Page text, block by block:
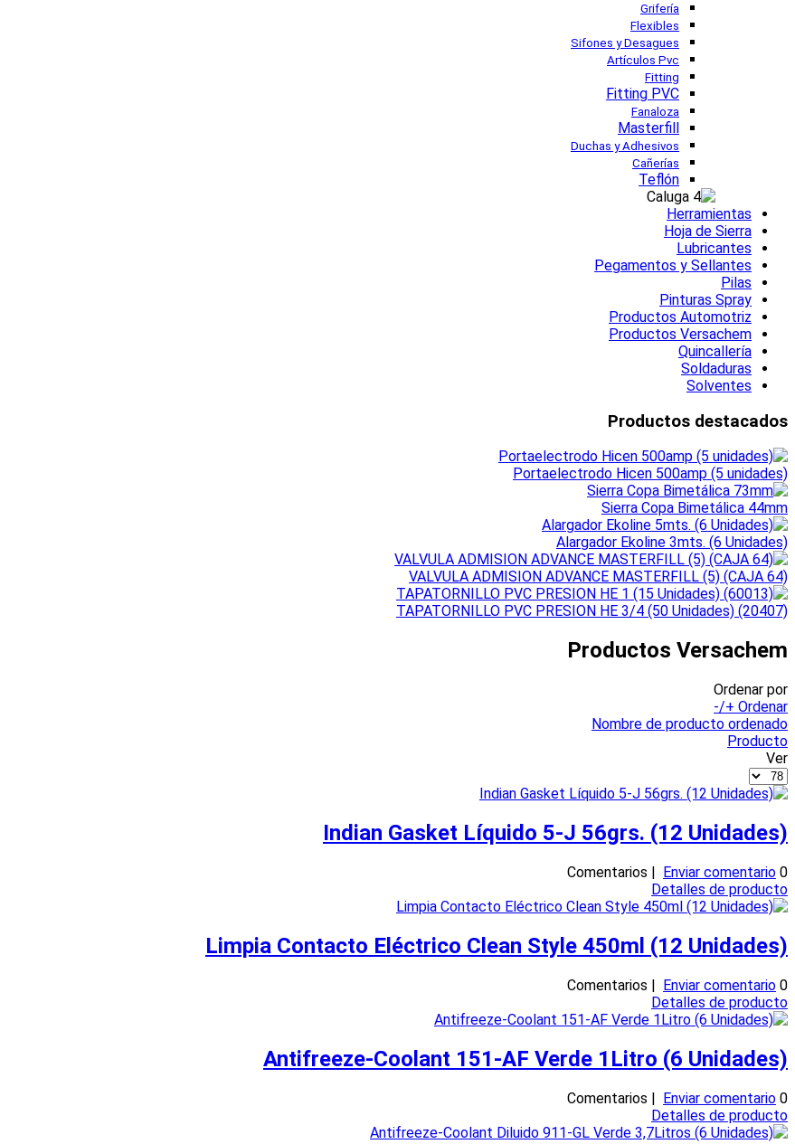
Grifería
Flexibles
Sifones y Desagues
Artículos Pvc
Fitting
Fitting PVC
Fanaloza
Masterfill
Duchas y Adhesivos
Cañerías
Teflón
Herramientas
Hoja de Sierra
Lubricantes
Pegamentos y Sellantes
Pilas
Pinturas Spray
Productos Automotriz
Productos Versachem
Quincallería
Soldaduras
Solventes
Productos destacados
Portaelectrodo Hicen 500amp (5 unidades)
Sierra Copa Bimetálica 44mm
Alargador Ekoline 3mts. (6 Unidades)
VALVULA ADMISION ADVANCE MASTERFILL (5) (CAJA 64)
TAPATORNILLO PVC PRESION HE 3/4 (50 Unidades) (20407)
Productos Versachem
Ordenar por
Ordenar +/-
Nombre de producto ordenado
Producto
Ver
Indian Gasket Líquido 5-J 56grs. (12 Unidades)
0 Comentarios |
Enviar comentario
Detalles de producto
Limpia Contacto Eléctrico Clean Style 450ml (12 Unidades)
0 Comentarios |
Enviar comentario
Detalles de producto
Antifreeze-Coolant 151-AF Verde 1Litro (6 Unidades)
0 Comentarios |
Enviar comentario
Detalles de producto